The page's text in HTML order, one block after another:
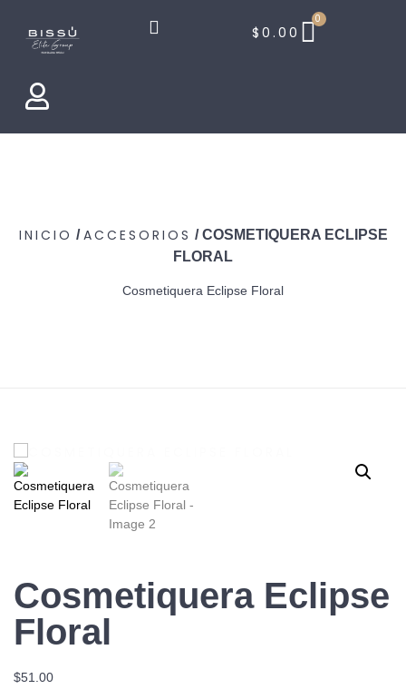
$ 0.00
0
INICIO /ACCESORIOS / COSMETIQUERA ECLIPSE
FLORAL
Cosmetiquera Eclipse Floral
Cosmetiquera Eclipse
Floral
$51.00